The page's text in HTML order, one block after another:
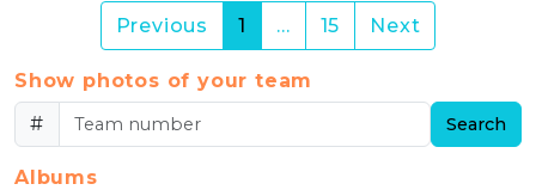
Previous 1 (current)
… 15 Next
Show photos of your team
#
Search
Albums